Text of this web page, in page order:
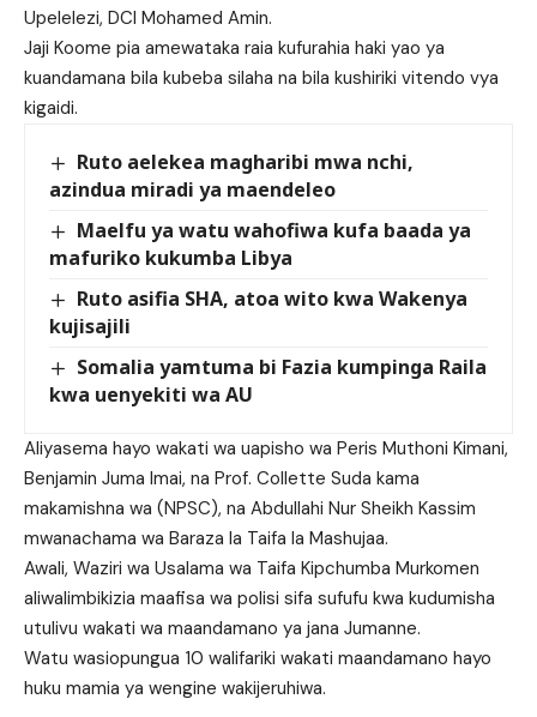
Upelelezi, DCI Mohamed Amin.
Jaji Koome pia amewataka raia kufurahia haki yao ya
kuandamana bila kubeba silaha na bila kushiriki vitendo vya
kigaidi.
Ruto aelekea magharibi mwa nchi,
azindua miradi ya maendeleo
Maelfu ya watu wahofiwa kufa baada ya
mafuriko kukumba Libya
Ruto asifia SHA, atoa wito kwa Wakenya
kujisajili
Somalia yamtuma bi Fazia kumpinga Raila
kwa uenyekiti wa AU
Aliyasema hayo wakati wa uapisho wa Peris Muthoni Kimani,
Benjamin Juma Imai, na Prof. Collette Suda kama
makamishna wa (NPSC), na Abdullahi Nur Sheikh Kassim
mwanachama wa Baraza la Taifa la Mashujaa.
Awali, Waziri wa Usalama wa Taifa Kipchumba Murkomen
aliwalimbikizia maafisa wa polisi sifa sufufu kwa kudumisha
utulivu wakati wa maandamano ya jana Jumanne.
Watu wasiopungua 10 walifariki wakati maandamano hayo
huku mamia ya wengine wakijeruhiwa.